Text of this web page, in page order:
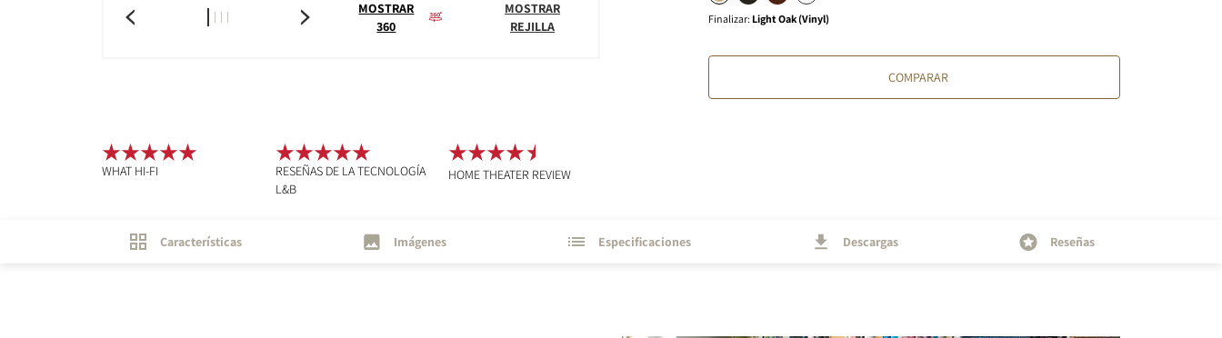
MOSTRAR
360
MOSTRAR
REJILLA
Finalizar: Light Oak (Vinyl)
COMPARAR
WHAT HI-FI
RESEÑAS DE LA TECNOLOGÍA
L&B
HOME THEATER REVIEW
Características Imágenes Especificaciones Descargas Reseñas